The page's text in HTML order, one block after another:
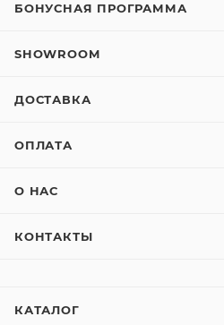
БОНУСНАЯ ПРОГРАММА
SHOWROOM
ДОСТАВКА
ОПЛАТА
О НАС
КОНТАКТЫ
КАТАЛОГ